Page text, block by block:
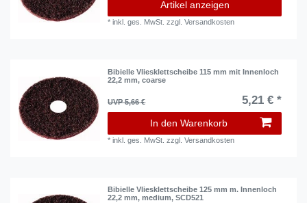
Artikel anzeigen
*inkl. ges. MwSt. zzgl.Versandkosten
Bibielle Vliesklettscheibe 115 mm mit Innenloch
22,2 mm, coarse
UVP 5,66 € 5,21 € *
In den Warenkorb
*inkl. ges. MwSt. zzgl.Versandkosten
Bibielle Vliesklettscheibe 125 mm m. Innenloch
22,2 mm, medium, SCD521